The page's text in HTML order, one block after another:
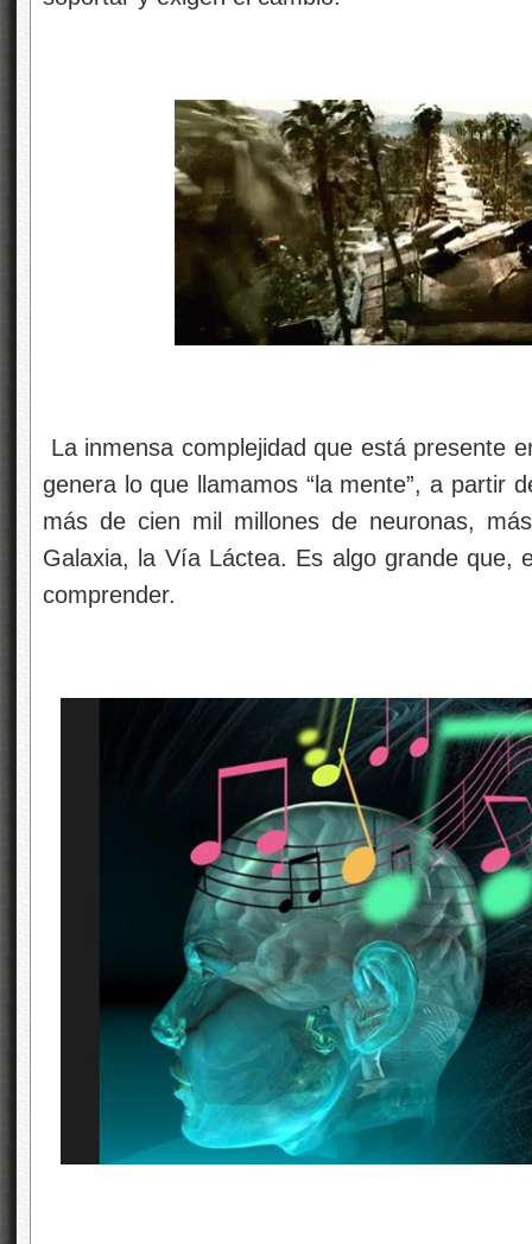
La inmensa complejidad que está presente
genera lo que llamamos “la mente”, a partir
más de cien mil millones de neuronas,
Galaxia, la Vía Láctea. Es algo grande que,
comprender.